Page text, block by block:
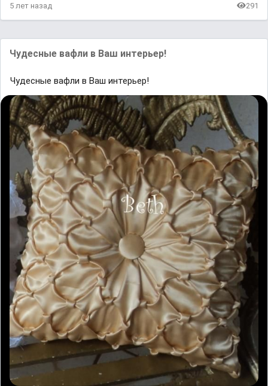
5 лет назад 291
Чудесные вафли в Ваш интерьер!
Чудесные вафли в Ваш интерьер!